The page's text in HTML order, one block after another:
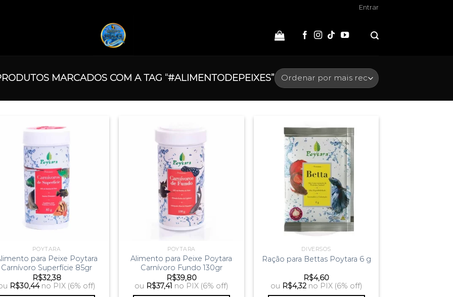
Entrar
MARCADOS COM A TAG “#ALIMENTODEPEIXES”
POYTARA
para Peixe Poytara
Carnívoro Superfície 85gr
R$32,38
R$30,44 no PIX (6% off)
POYTARA
Alimento para Peixe Poytara
Carnívoro Fundo 130gr
R$39,80
ou R$37,41 no PIX (6% off)
DIVERSOS
Ração para Bettas Poytara 6 g
R$4,60
ou R$4,32 no PIX (6% off)